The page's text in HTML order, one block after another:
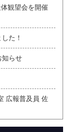
観望会を開催
た！
知らせ
広報普及員 佐